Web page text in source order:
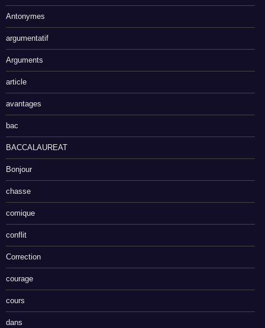
Antonymes
argumentatif
Arguments
article
avantages
bac
BACCALAUREAT
Bonjour
chasse
comique
conflit
Correction
courage
cours
dans